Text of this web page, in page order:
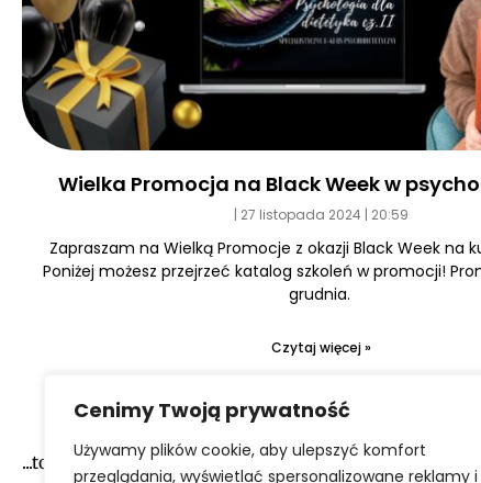
Cenimy Twoją prywatność
Używamy plików cookie, aby ulepszyć komfort
przeglądania, wyświetlać spersonalizowane reklamy i
Wielka Promocja na Black Week w
27 listopada 2024 20:59
Zapraszam na Wielką Promocje z okazji Black Week na
Poniżej możesz przejrzeć katalog szkoleń w promocji!
grudnia.
Czytaj więcej »
...to narazie wszystko :-)